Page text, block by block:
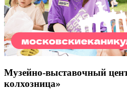
Музейно-выставочный
колхозница»